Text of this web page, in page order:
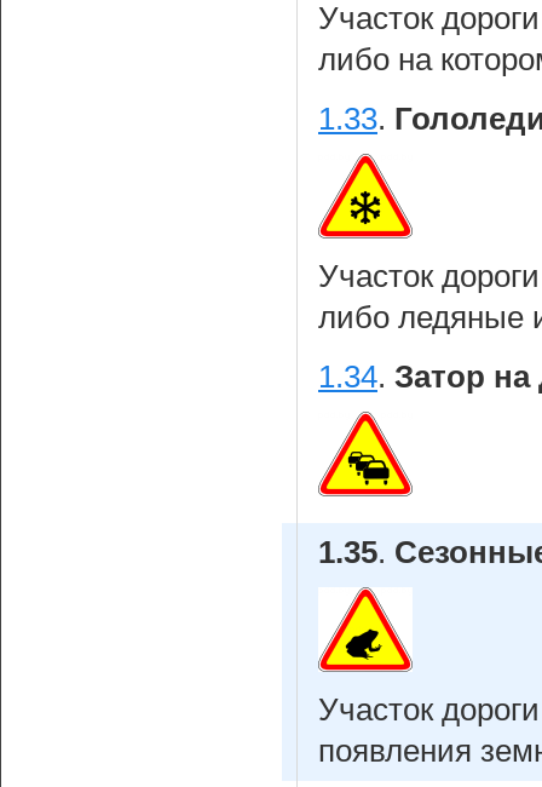
Участок
либо на
1.33.
Участок
либо ледяные
1.34. Затор на
1.35.
Участок
появления